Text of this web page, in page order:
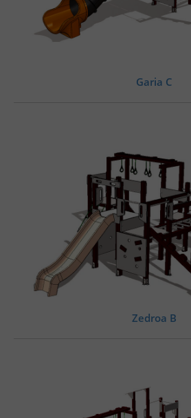
Garia C
Zedroa B